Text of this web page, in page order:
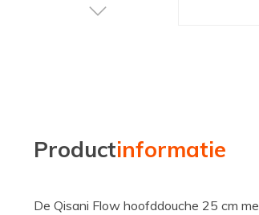
Productinformatie
De Qisani Flow hoofddouche 25 cm